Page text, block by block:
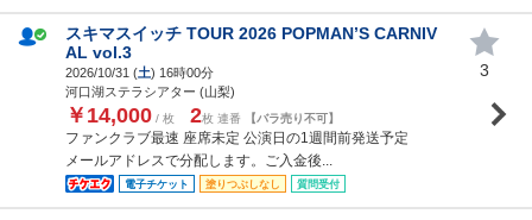
スキマスイッチ TOUR 2026 POPMAN’S CARNIV
AL vol.3
2026/10/31 (土) 16時00分
河口湖ステラシアター (山梨)
￥14,000 / 枚 2枚 連番 【バラ売り不可】
ファンクラブ最速 座席未定 公演日の1週間前発送予定
メールアドレスで分配します。ご入金後...
電子チケット 塗りつぶしなし 質問受付
3